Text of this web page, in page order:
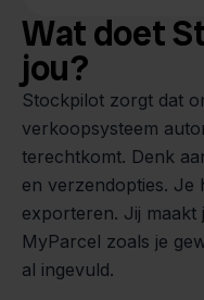
Wat doet
jou?
Stockpilot zorgt dat
verkoopsysteem
terechtkomt. Denk
en verzendopties. Je
exporteren. Jij maakt
MyParcel zoals je
al ingevuld.